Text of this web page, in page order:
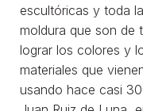
escultóricas y toda
moldura que son de
lograr los colores y
materiales que
usando hace casi